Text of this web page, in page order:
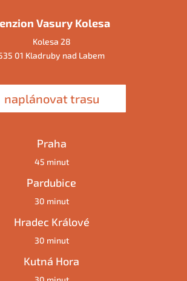
Vasury Kolesa
Kolesa 28
01 Kladruby nad Labem
naplánovat trasu
Praha
45 minut
Pardubice
30 minut
Hradec Králové
30 minut
Kutná Hora